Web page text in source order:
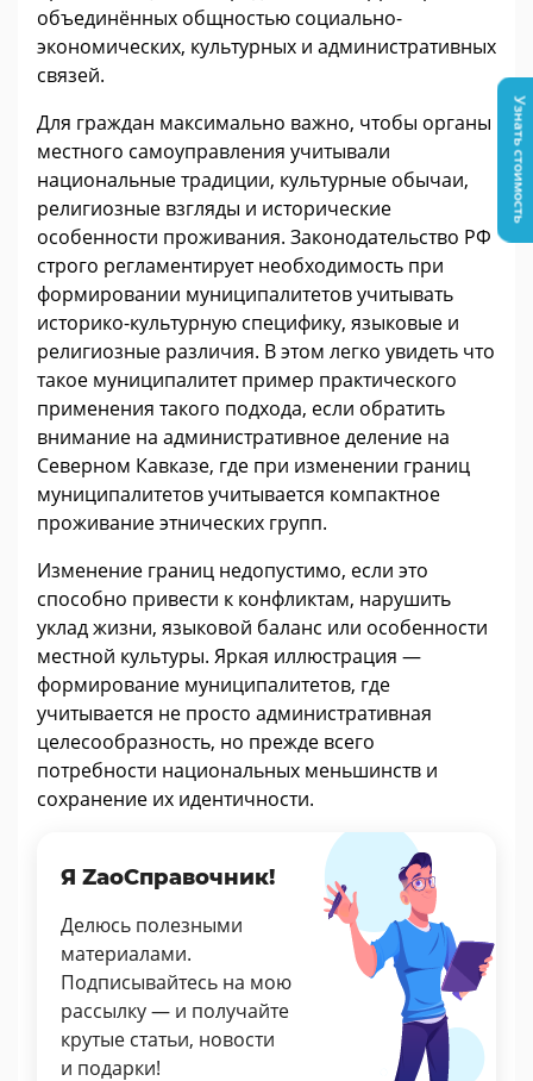
объединённых общностью социально-
экономических, культурных и административных
связей.
Для граждан максимально важно, чтобы органы
местного самоуправления учитывали
национальные традиции, культурные обычаи,
религиозные взгляды и исторические
особенности проживания. Законодательство РФ
строго регламентирует необходимость при
формировании муниципалитетов учитывать
историко-культурную специфику, языковые и
религиозные различия. В этом легко увидеть что
такое муниципалитет пример практического
применения такого подхода, если обратить
внимание на административное деление на
Северном Кавказе, где при изменении границ
муниципалитетов учитывается компактное
проживание этнических групп.
Изменение границ недопустимо, если это
способно привести к конфликтам, нарушить
уклад жизни, языковой баланс или особенности
местной культуры. Яркая иллюстрация —
формирование муниципалитетов, где
учитывается не просто административная
целесообразность, но прежде всего
потребности национальных меньшинств и
сохранение их идентичности.
Я ZaoСправочник!
Делюсь полезными
материалами.
Подписывайтесь на мою
рассылку — и получайте
крутые статьи, новости
и подарки!
Узнать стоимость